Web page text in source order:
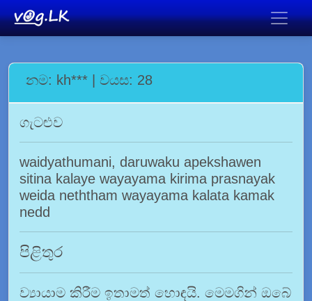
නම: kh*** | වයස: 28
ගැටළුව
waidyathumani, daruwaku apekshawen
sitina kalaye wayayama kirima prasnayak
weida neththam wayayama kalata kamak
nedd
පිළිතුර
ව්‍යායාම කිරීම ඉතාමත් හොඳයි. මෙමගින් ඔබේ